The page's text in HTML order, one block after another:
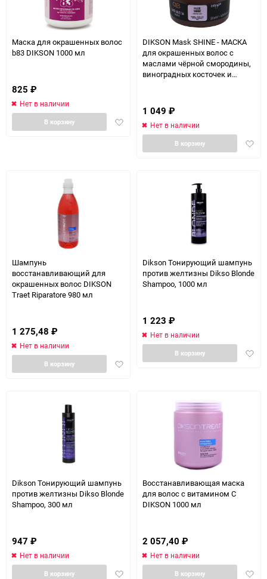
90
Маска для окрашенных волос
b83 DIKSON 1000 мл
825 ₽
Нет в наличии
Добавить
В корзину
DIKSON Mask SHINE - МАСКА
для окрашенных волос с
маслами чёрной смородины,
виноградных косточек и
1 049 ₽
Нет в наличии
В корзину
Шампунь
восстанавливающий для
окрашенных волос DIKSON
Traet Riparatore 980 мл
1 275,48 ₽
Нет в наличии
Добавить
В корзину
Dikson Тонирующий шампунь
против желтизны Dikso Blonde
Shampoo, 1000 мл
1 223 ₽
Нет в наличии
В корзину
Dikson Тонирующий шампунь
против желтизны Dikso Blonde
Shampoo, 300 мл
947 ₽
Нет в наличии
Добавить
В корзину
Восстанавливающая маска
для волос с витамином С
DIKSON 1000 мл
2 057,40 ₽
Нет в наличии
В корзину